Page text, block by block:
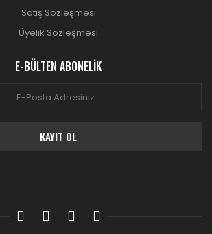
Satış Sözleşmesi
Üyelik Sözleşmesi
E-BÜLTEN ABONELİK
KAYIT OL